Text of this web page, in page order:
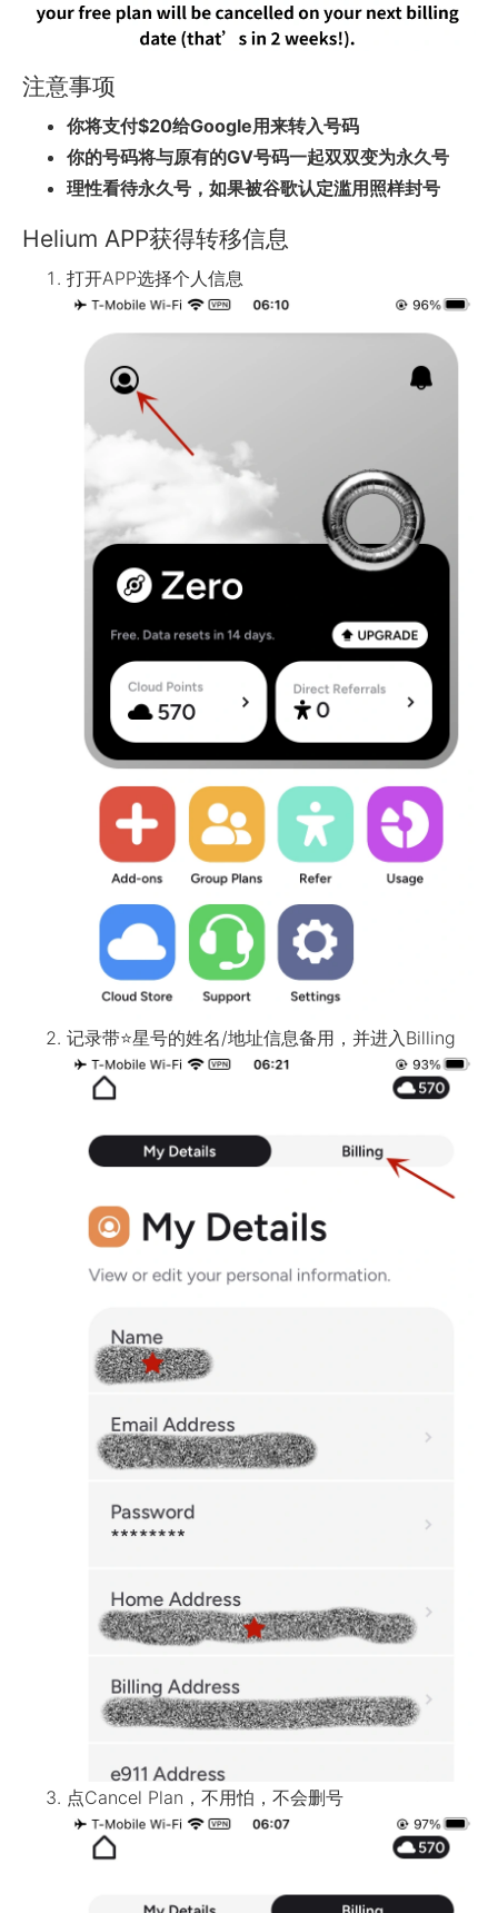
注意事项
你将支付$20给Google用来转入号码
你的号码将与原有的GV号码一起双双变为永久号
理性看待永久号，如果被谷歌认定滥用照样封号
Helium APP获得转移信息
打开APP选择个人信息
记录带⭐星号的姓名/地址信息备用，并进入Billing
点Cancel Plan，不用怕，不会删号